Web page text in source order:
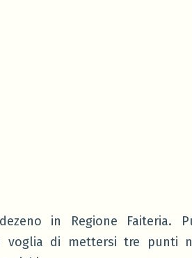
in Regione Faiteria.
di mettersi tre punti